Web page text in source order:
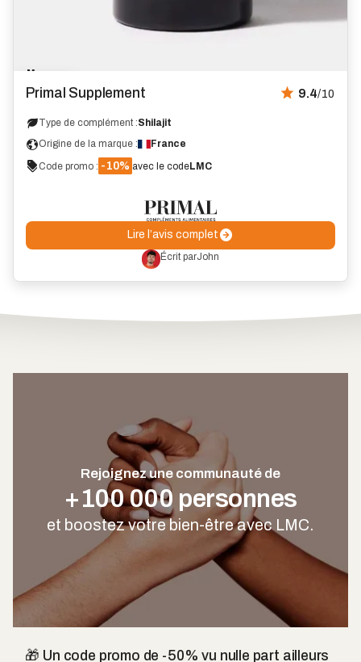
Marque
coup
de
Primal Supplement 9.4/10
Type de complément :Shilajit
Origine de la marque :
France
Code promo : -10% avec le codeLMC
Lire l’avis complet
Écrit parJohn
Rejoignez une communauté de
+100 000 personnes
et boostez votre bien-être avec LMC.
🎁 Un code promo de -50% vu nulle part ailleurs